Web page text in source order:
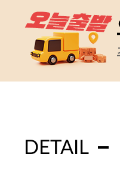
DETAIL